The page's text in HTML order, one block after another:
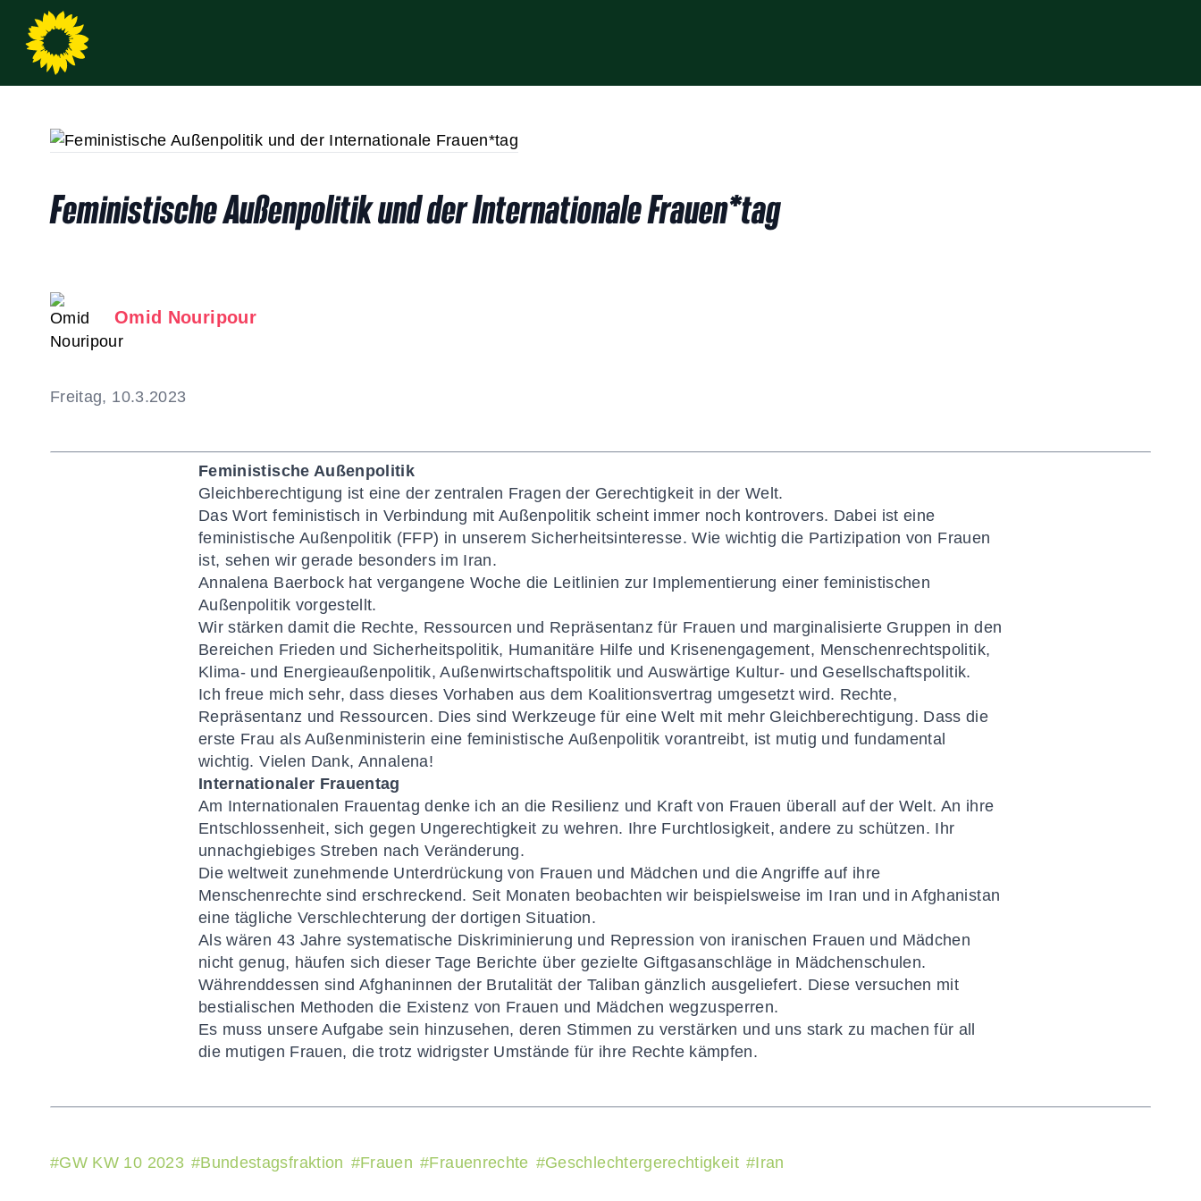
Feministische Außenpolitik und der Internationale Frauen*tag
Omid Nouripour
Freitag, 10.3.2023
Feministische Außenpolitik
Gleichberechtigung ist eine der zentralen Fragen der Gerechtigkeit in der Welt.
Das Wort feministisch in Verbindung mit Außenpolitik scheint immer noch kontrovers. Dabei ist eine
feministische Außenpolitik (FFP) in unserem Sicherheitsinteresse. Wie wichtig die Partizipation von Frauen
ist, sehen wir gerade besonders im Iran.
Annalena Baerbock hat vergangene Woche die Leitlinien zur Implementierung einer feministischen
Außenpolitik vorgestellt.
Wir stärken damit die Rechte, Ressourcen und Repräsentanz für Frauen und marginalisierte Gruppen in den
Bereichen Frieden und Sicherheitspolitik, Humanitäre Hilfe und Krisenengagement, Menschenrechtspolitik,
Klima- und Energieaußenpolitik, Außenwirtschaftspolitik und Auswärtige Kultur- und Gesellschaftspolitik.
Ich freue mich sehr, dass dieses Vorhaben aus dem Koalitionsvertrag umgesetzt wird. Rechte,
Repräsentanz und Ressourcen. Dies sind Werkzeuge für eine Welt mit mehr Gleichberechtigung. Dass die
erste Frau als Außenministerin eine feministische Außenpolitik vorantreibt, ist mutig und fundamental
wichtig. Vielen Dank, Annalena!
Internationaler Frauentag
Am Internationalen Frauentag denke ich an die Resilienz und Kraft von Frauen überall auf der Welt. An ihre
Entschlossenheit, sich gegen Ungerechtigkeit zu wehren. Ihre Furchtlosigkeit, andere zu schützen. Ihr
unnachgiebiges Streben nach Veränderung.
Die weltweit zunehmende Unterdrückung von Frauen und Mädchen und die Angriffe auf ihre
Menschenrechte sind erschreckend. Seit Monaten beobachten wir beispielsweise im Iran und in Afghanistan
eine tägliche Verschlechterung der dortigen Situation.
Als wären 43 Jahre systematische Diskriminierung und Repression von iranischen Frauen und Mädchen
nicht genug, häufen sich dieser Tage Berichte über gezielte Giftgasanschläge in Mädchenschulen.
Währenddessen sind Afghaninnen der Brutalität der Taliban gänzlich ausgeliefert. Diese versuchen mit
bestialischen Methoden die Existenz von Frauen und Mädchen wegzusperren.
Es muss unsere Aufgabe sein hinzusehen, deren Stimmen zu verstärken und uns stark zu machen für all
die mutigen Frauen, die trotz widrigster Umstände für ihre Rechte kämpfen.
#GW KW 10 2023 #Bundestagsfraktion #Frauen #Frauenrechte #Geschlechtergerechtigkeit #Iran